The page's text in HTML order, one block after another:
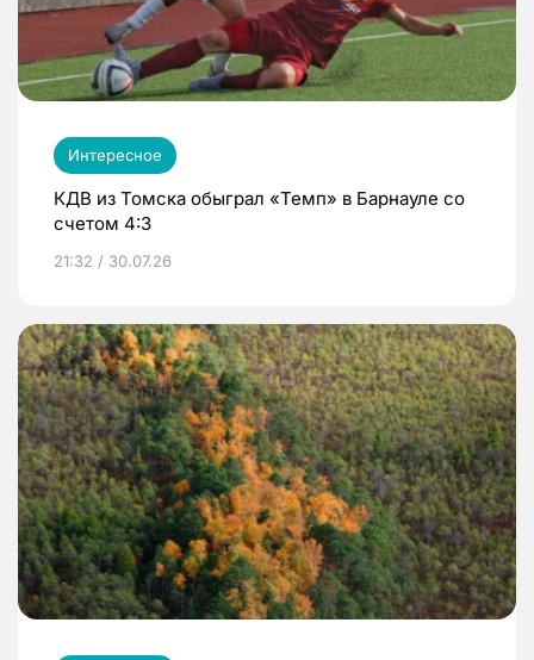
Интересное
КДВ из Томска обыграл «Темп» в Барнауле со
счетом 4:3
21:32 / 30.07.26